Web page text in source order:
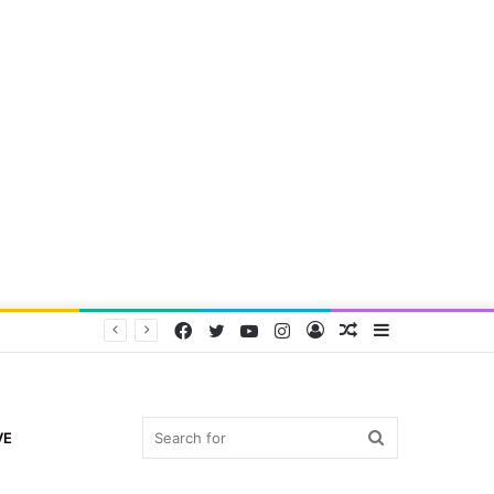
Random
Log
Instagram
YouTube
Twitter
Facebook